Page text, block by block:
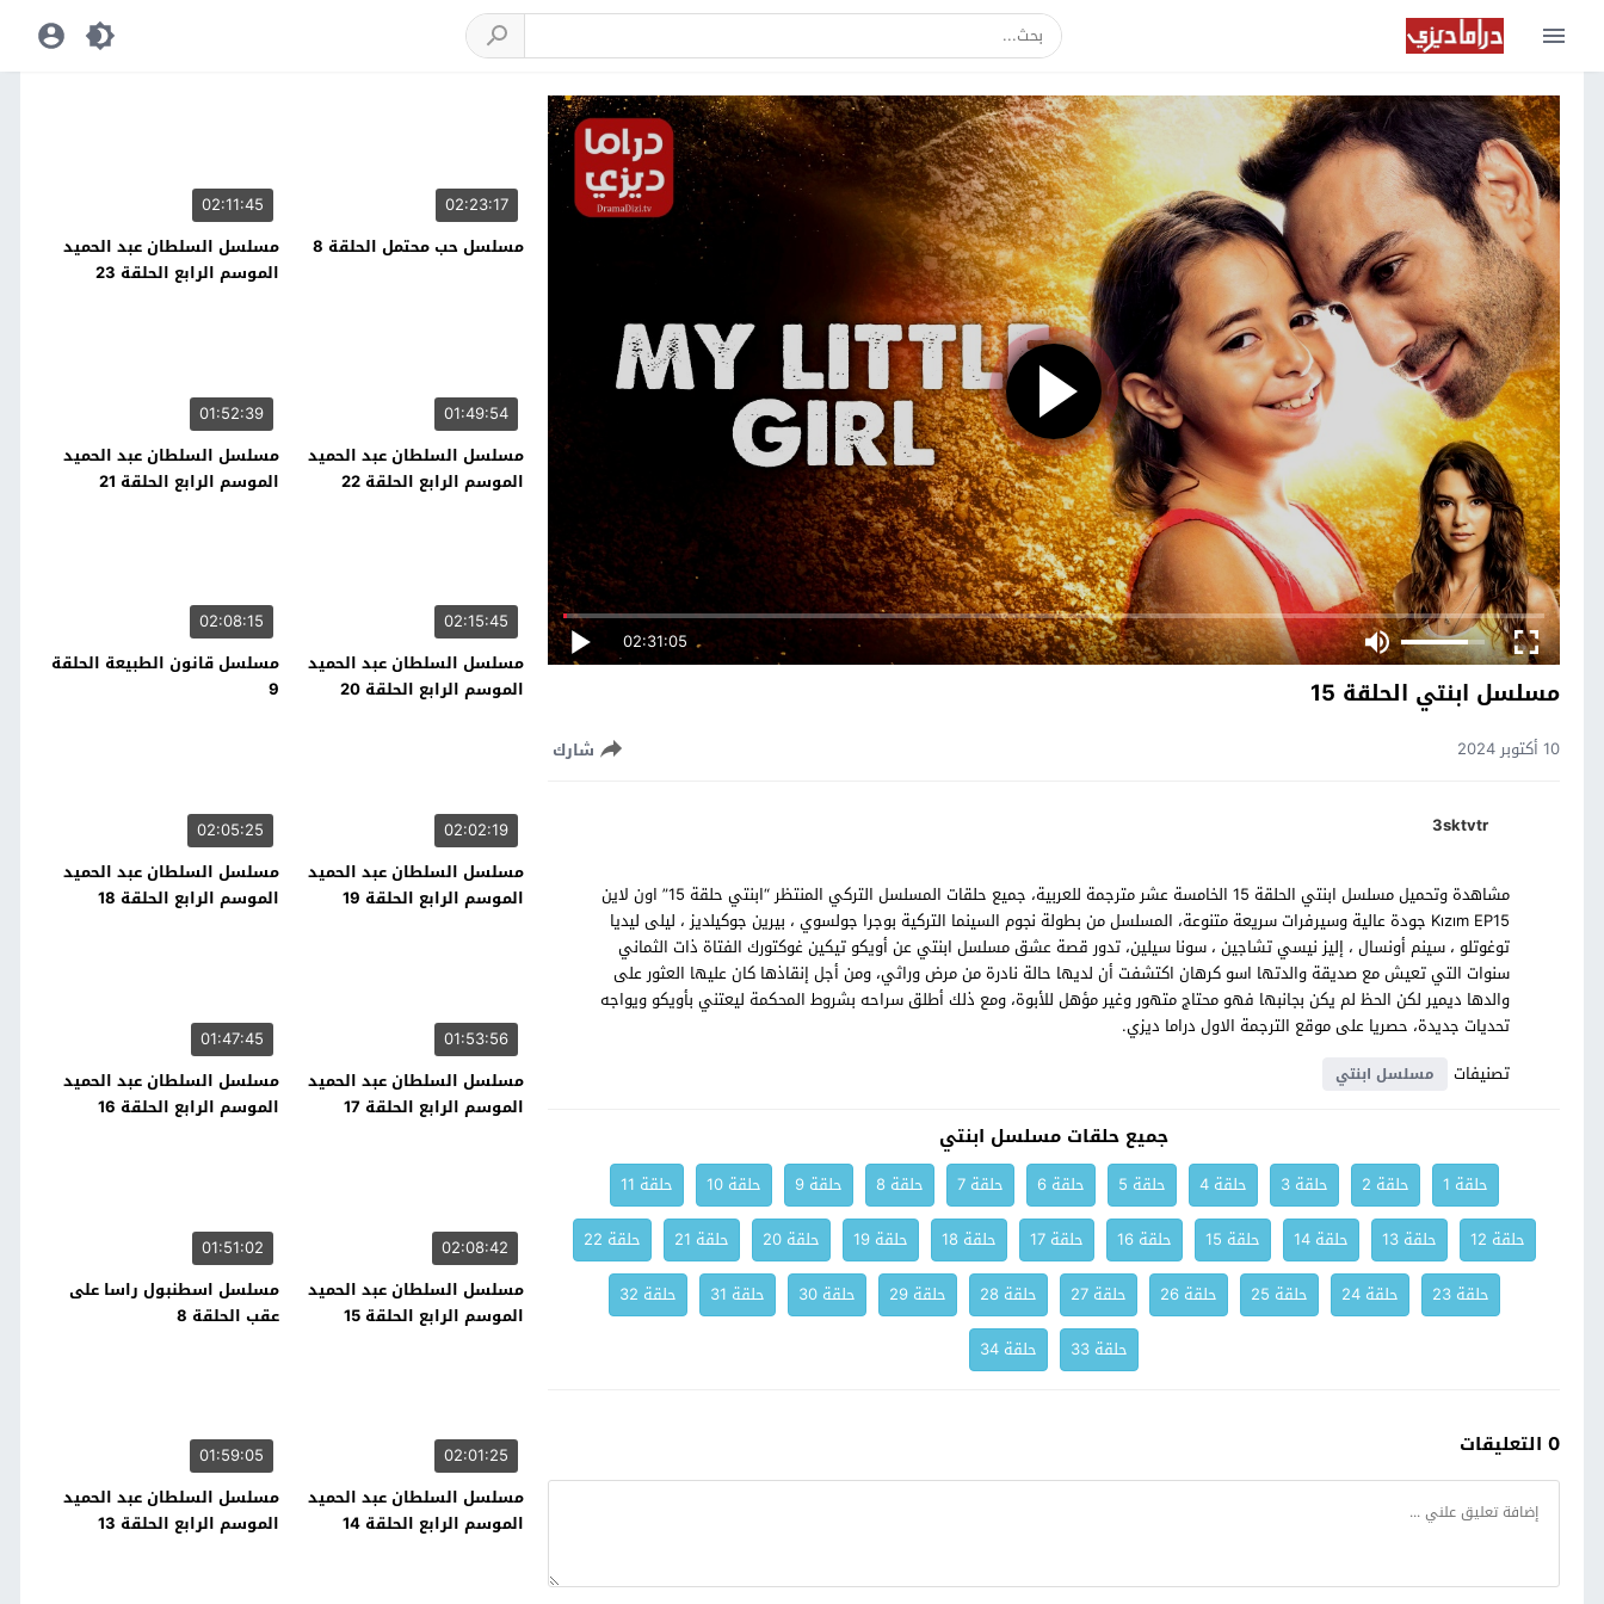
02:31:05
مسلسل ابنتي الحلقة 15
10 أكتوبر 2024 شارك
3sktvtr
مشاهدة وتحميل مسلسل ابنتي الحلقة 15 الخامسة عشر مترجمة للعربية، جميع حلقات المسلسل التركي المنتظر “ابنتي حلقة 15” اون لاين
Kızım EP15 جودة عالية وسيرفرات سريعة متنوعة، المسلسل من بطولة نجوم السينما التركية بوجرا جولسوي ، بيرين جوكيلديز ، ليلى ليديا
توغوتلو ، سينم أونسال ، إليز نيسي تشاجين ، سونا سيلين، تدور قصة عشق مسلسل ابنتي عن أويكو تيكين غوكتورك الفتاة ذات الثماني
سنوات التي تعيش مع صديقة والدتها اسو كرهان اكتشفت أن لديها حالة نادرة من مرض وراثي، ومن أجل إنقاذها كان عليها العثور على
والدها ديمير لكن الحظ لم يكن بجانبها فهو محتاج متهور وغير مؤهل للأبوة، ومع ذلك أطلق سراحه بشروط المحكمة ليعتني بأويكو ويواجه
تحديات جديدة، حصريا على موقع الترجمة الاول دراما ديزي.
تصنيفات
مسلسل ابنتي
جميع حلقات مسلسل ابنتي
حلقة 1 حلقة 2 حلقة 3 حلقة 4 حلقة 5 حلقة 6 حلقة 7 حلقة 8 حلقة 9 حلقة 10
حلقة 11
حلقة 12
حلقة 13 حلقة 14 حلقة 15 حلقة 16 حلقة 17 حلقة 18 حلقة 19 حلقة 20 حلقة 21
حلقة 22
حلقة 23
حلقة 24 حلقة 25 حلقة 26 حلقة 27 حلقة 28 حلقة 29 حلقة 30 حلقة 31
حلقة 32
حلقة 33
حلقة 34
0 التعليقات
02:23:17
مسلسل حب محتمل الحلقة 8
02:11:45
مسلسل السلطان عبد الحميد
الموسم الرابع الحلقة 23
01:49:54
مسلسل السلطان عبد الحميد
الموسم الرابع الحلقة 22
01:52:39
مسلسل السلطان عبد الحميد
الموسم الرابع الحلقة 21
02:15:45
مسلسل السلطان عبد الحميد
الموسم الرابع الحلقة 20
02:08:15
مسلسل قانون الطبيعة الحلقة
9
02:02:19
مسلسل السلطان عبد الحميد
الموسم الرابع الحلقة 19
02:05:25
مسلسل السلطان عبد الحميد
الموسم الرابع الحلقة 18
01:53:56
مسلسل السلطان عبد الحميد
الموسم الرابع الحلقة 17
01:47:45
مسلسل السلطان عبد الحميد
الموسم الرابع الحلقة 16
02:08:42
مسلسل السلطان عبد الحميد
الموسم الرابع الحلقة 15
01:51:02
مسلسل اسطنبول راسا على
عقب الحلقة 8
02:01:25
مسلسل السلطان عبد الحميد
الموسم الرابع الحلقة 14
01:59:05
مسلسل السلطان عبد الحميد
الموسم الرابع الحلقة 13